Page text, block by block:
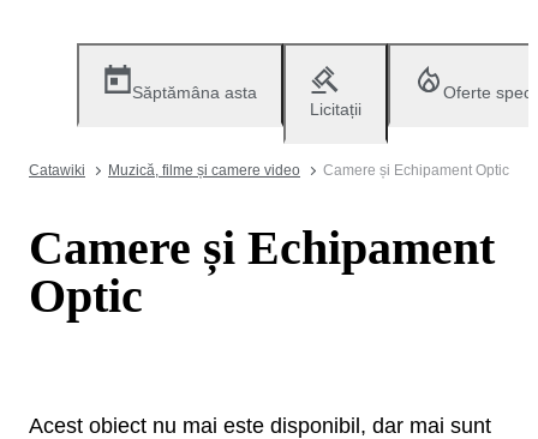
Săptămâna asta
Licitații
Oferte
Catawiki Muzică, filme și camere video Camere și Echipament Optic
Camere și Echipament
Optic
Acest obiect nu mai este disponibil, dar mai sunt